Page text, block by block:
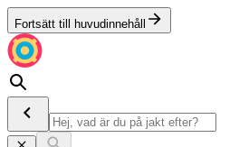
Fortsätt till huvudinnehåll